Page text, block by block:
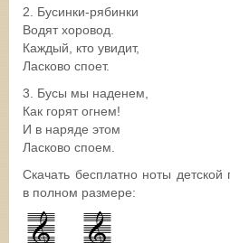
2. Бусинки-рябинки
Водят хоровод.
Каждый, кто увидит,
Ласково споет.
3. Бусы мы наденем,
Как горят огнем!
И в наряде этом
Ласково споем.
Скачать бесплатно ноты
в полном размере: